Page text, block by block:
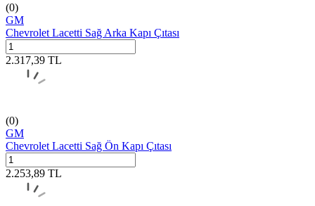
(0)
GM
Chevrolet Lacetti Sağ Arka Kapı Çıtası
2.317,39 TL
(0)
GM
Chevrolet Lacetti Sağ Ön Kapı Çıtası
2.253,89 TL